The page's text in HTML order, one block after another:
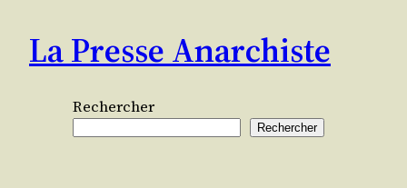
contenu
La Presse Anarchiste
Rechercher
Rechercher